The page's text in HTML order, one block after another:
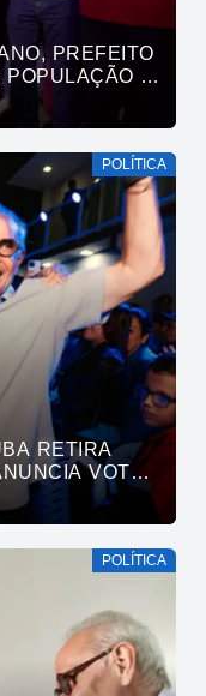
PREFEITO
E
POLÍTICA
RETIRA
VOTO
POLÍTICA